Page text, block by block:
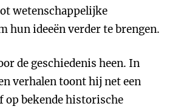
wetenschappelijke
hun ideeën verder te brengen.
de geschiedenis heen. In
verhalen toont hij net een
op bekende historische